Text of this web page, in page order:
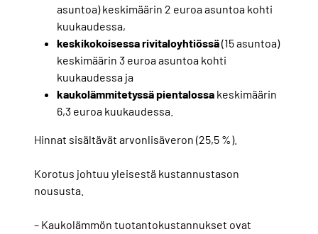
asuntoa) keskimäärin 2 euroa asuntoa kohti
kuukaudessa,
keskikokoisessa rivitaloyhtiössä(15 asuntoa)
keskimäärin 3 euroa asuntoa kohti
kuukaudessa ja
kaukolämmitetyssä pientalossa keskimäärin
6,3 euroa kuukaudessa.
Hinnat sisältävät arvonlisäveron (25,5 %).
Korotus johtuu yleisestä kustannustason
noususta.
– Kaukolämmön tuotantokustannukset ovat